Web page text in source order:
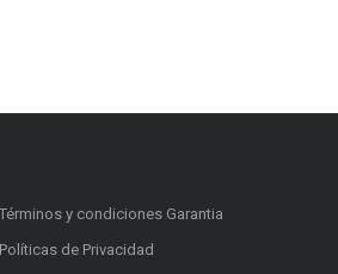
Términos y condiciones Garantia
Políticas de Privacidad